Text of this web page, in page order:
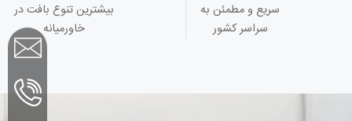
سریع و مطمئن به
سراسر کشور
بیشترین تنوع بافت در
خاورمیانه